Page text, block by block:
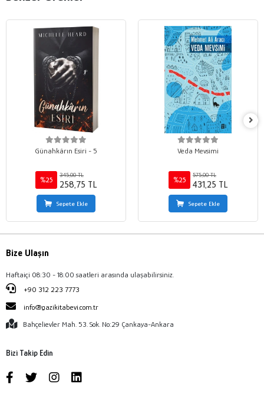
Günahkârın Esiri - 5
%25
345,00 TL
258,75 TL
Sepete Ekle
Veda Mevsimi
%25
575,00 TL
431,25 TL
Sepete Ekle
Bize Ulaşın
Haftaiçi 08:30 - 18:00 saatleri arasında ulaşabilirsiniz.
+90 312 223 7773
info@gazikitabevi.com.tr
Bahçelievler Mah. 53. Sok. No:29 Çankaya-Ankara
Bizi Takip Edin